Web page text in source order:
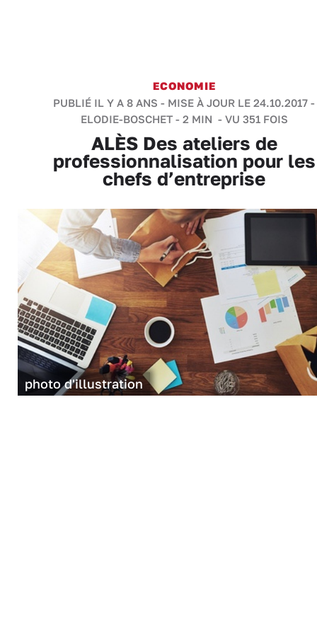
ECONOMIE
PUBLIÉ IL Y A 8 ANS - MISE À JOUR LE 24.10.2017 -
ELODIE-BOSCHET- 2 MIN - VU 351 FOIS
ALÈS Des ateliers de
professionnalisation pour les
chefs d’entreprise
photo d'illustration